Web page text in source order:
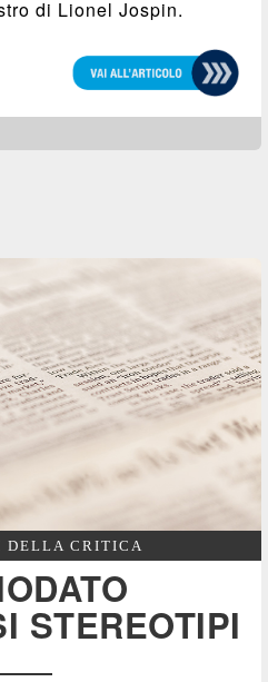
di Lionel Jospin.
DELLA CRITICA
STEREOTIPI